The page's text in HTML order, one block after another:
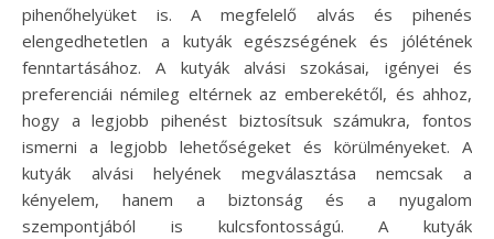
pihenőhelyüket is. A megfelelő alvás és pihenés
elengedhetetlen a kutyák egészségének és jólétének
fenntartásához. A kutyák alvási szokásai, igényei és
preferenciái némileg eltérnek az emberekétől, és ahhoz,
hogy a legjobb pihenést biztosítsuk számukra, fontos
ismerni a legjobb lehetőségeket és körülményeket. A
kutyák alvási helyének megválasztása nemcsak a
kényelem, hanem a biztonság és a nyugalom
szempontjából is kulcsfontosságú. A kutyák